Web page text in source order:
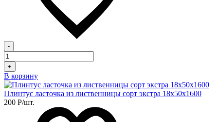
-
+
В корзину
Плинтус ласточка из лиственницы сорт экстра 18х50х1600
200 Р/шт.